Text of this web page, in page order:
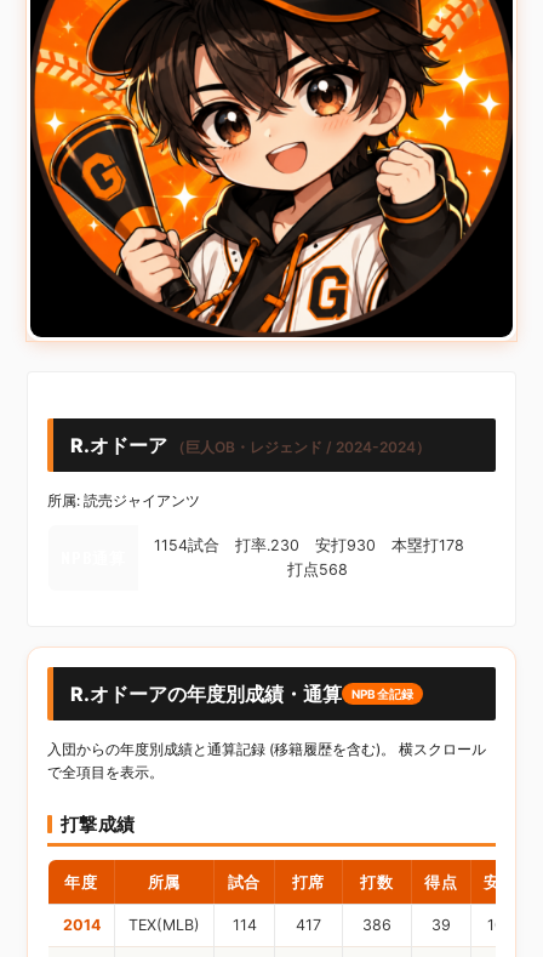
R.オドーア （巨人OB・レジェンド / 2024-2024）
所属: 読売ジャイアンツ
1154試合 打率.230 安打930 本塁打178
打点568
R.オドーアの年度別成績・通算 NPB全記録
入団からの年度別成績と通算記録 (移籍履歴を含む)。 横スクロール
で全項目を表示。
打撃成績
年度 所属 試合 打席 打数 得点 安打
2014 TEX(MLB) 114 417 386 39 100